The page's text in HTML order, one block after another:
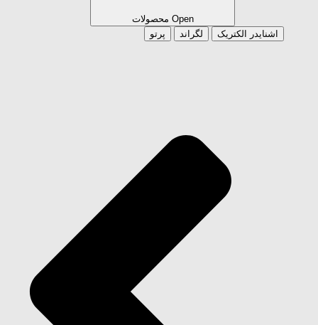
Open محصولات
اشنایدر الکتریک
لگراند پرتو